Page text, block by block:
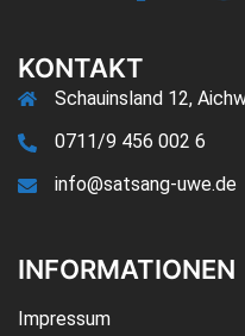
KONTAKT
Schauinsland 12,
0711/9 456 002 6
info@satsang-uwe.de
INFORMATIONEN
Impressum